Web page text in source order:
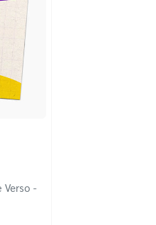
Verso -